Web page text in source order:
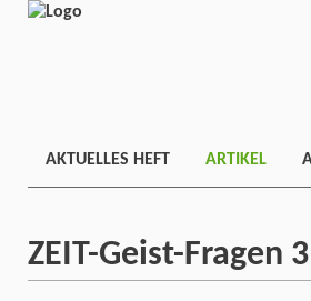
AKTUELLES HEFT ARTIKEL
ZEIT-Geist-Fragen 3